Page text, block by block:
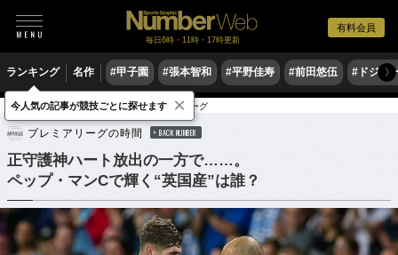
有料会員
毎日6時・11時・17時更新
ランキング 名作 #甲子園 #張本智和 #平野佳寿 #前田悠伍 #ドジャ
〉
サッカー 海外サッカー プレミアリーグ
プレミアリーグの時間 BACK NUMBER
正守護神ハート放出の一方で……。
ペップ・マンCで輝く“英国産”は誰？
今人気の記事が競技ごとに探せます ×